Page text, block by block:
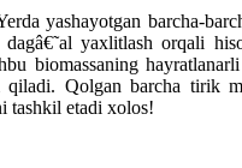
yashayotgan barcha-
yaxlitlash orqali
biomassaning
qiladi. Qolgan barcha tirik
tashkil etadi xolos!